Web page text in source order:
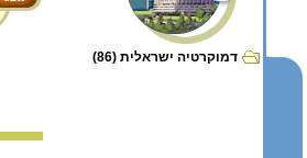
דמוקרטיה ישראלית (86)